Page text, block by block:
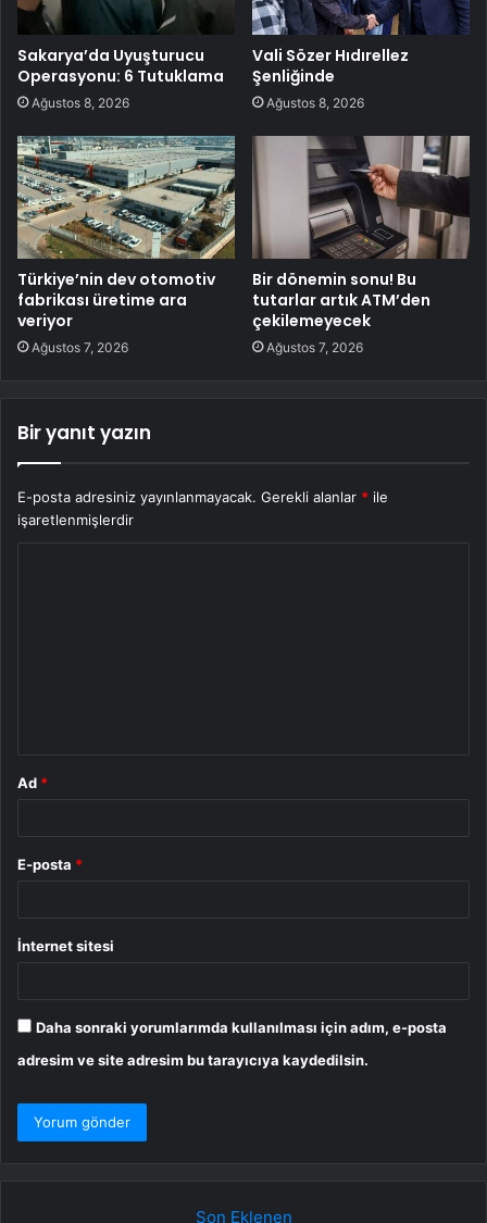
Sakarya’da Uyuşturucu
Operasyonu: 6 Tutuklama
Ağustos 8, 2026
Vali Sözer Hıdırellez
Şenliğinde
Ağustos 8, 2026
Türkiye’nin dev otomotiv
fabrikası üretime ara
veriyor
Ağustos 7, 2026
Bir dönemin sonu! Bu
tutarlar artık ATM’den
çekilemeyecek
Ağustos 7, 2026
Bir yanıt yazın
E-posta adresiniz yayınlanmayacak. Gerekli alanlar * ile
işaretlenmişlerdir
Ad *
E-posta *
İnternet sitesi
Daha sonraki yorumlarımda kullanılması için adım, e-posta
adresim ve site adresim bu tarayıcıya kaydedilsin.
Son Eklenen